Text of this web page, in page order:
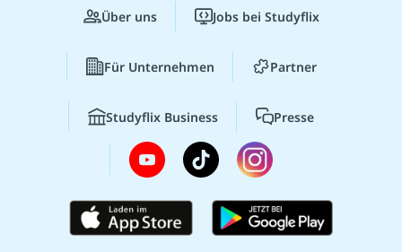
Über uns Jobs bei Studyflix
Für Unternehmen Partner
Studyflix Business Presse